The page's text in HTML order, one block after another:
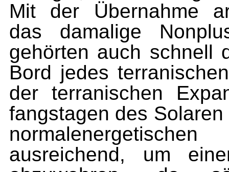
Mit der Übernahme
das damalige
gehörten auch schnell
Bord jedes
der terranischen
fangstagen des
ausreichend, um